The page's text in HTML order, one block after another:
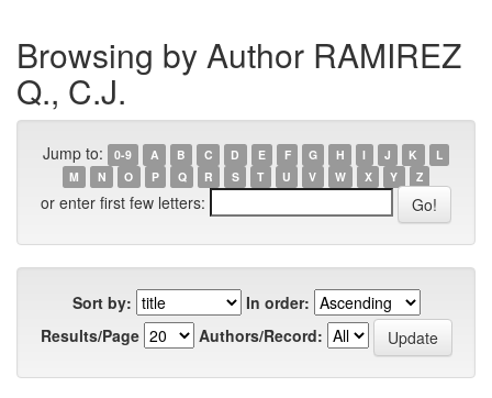
Browsing by Author RAMIREZ
Q., C.J.
Jump to: 0-9 A B C D E F G H I J K
L
M
N O P Q R S T U V W X Y Z
or enter first few letters:
Sort by:
In order:
Results/Page
Authors/Record: